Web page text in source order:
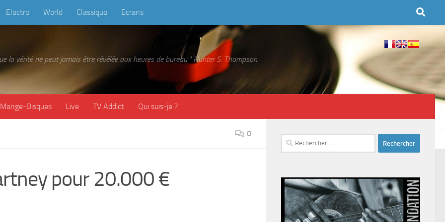
Electro World Classique Ecrans
la vérité ne peut jamais être révélée aux heures de bureau." Hunter S. Thompson
Mange-Disques Live TV Addict Qui suis-je ?
0
pour 20.000 €
Rechercher :